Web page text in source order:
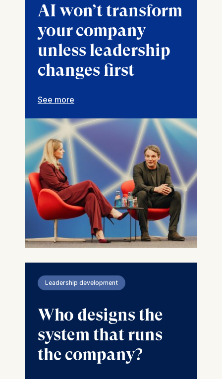
AI won’t transform
your company
unless leadership
changes first
See more
Leadership development
Who designs the
system that runs
the company?